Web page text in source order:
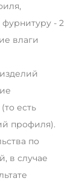
фурнитуру - 2
влаги
есть
профиля).
по
в случае